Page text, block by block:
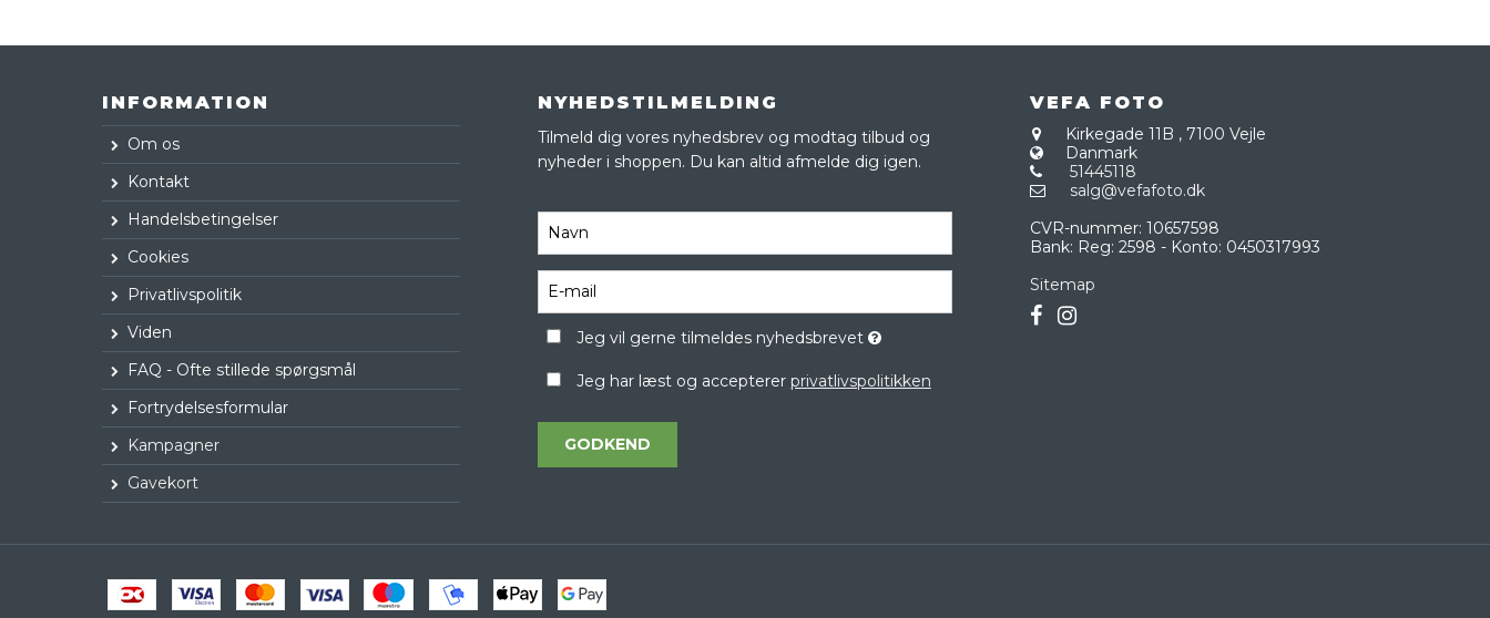
INFORMATION
Om os
Kontakt
Handelsbetingelser
Cookies
Privatlivspolitik
Viden
FAQ - Ofte stillede spørgsmål
Fortrydelsesformular
Kampagner
Gavekort
NYHEDSTILMELDING
Tilmeld dig vores nyhedsbrev og modtag tilbud og
nyheder i shoppen. Du kan altid afmelde dig igen.
Jeg vil gerne tilmeldes nyhedsbrevet
Jeg har læst og accepterer privatlivspolitikken
GODKEND
VEFA FOTO
Kirkegade 11B ,7100 Vejle
Danmark
51445118
salg@vefafoto.dk
CVR-nummer: 10657598
Bank: Reg: 2598 - Konto: 0450317993
Sitemap